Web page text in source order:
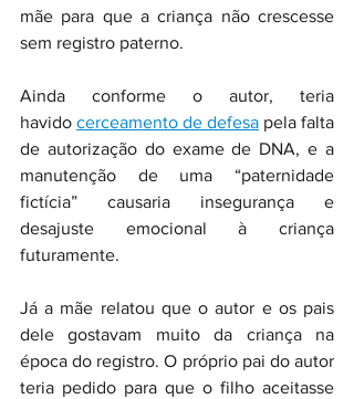
mãe para que a criança não crescesse
sem registro paterno.
Ainda conforme o autor, teria
havido cerceamento de defesa pela falta
de autorização do exame de DNA, e a
manutenção de uma “paternidade
fictícia” causaria insegurança e
desajuste emocional à criança
futuramente.
Já a mãe relatou que o autor e os pais
dele gostavam muito da criança na
época do registro. O próprio pai do autor
teria pedido para que o filho aceitasse